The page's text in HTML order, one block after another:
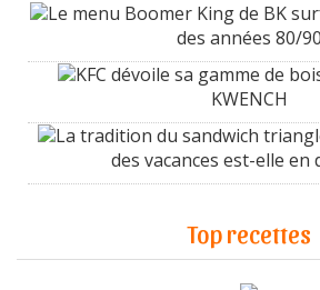
Le menu Boomer King de BK
des années 80/90
KFC dévoile sa gamme de
KWENCH
La tradition du sandwich
des vacances est-elle en
Top recettes